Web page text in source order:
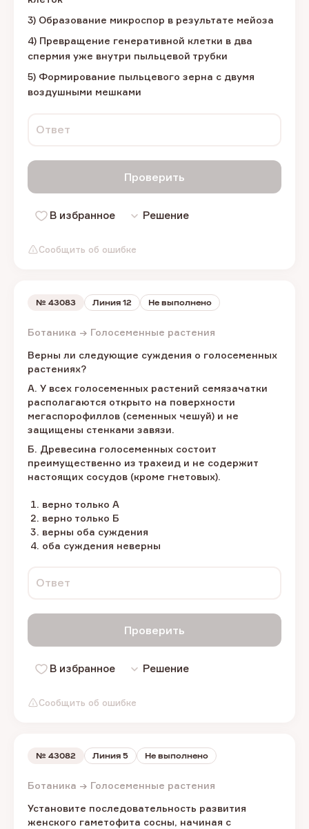
Сообщить об ошибке
3) Образование микроспор в результате мейоза
4) Превращение генеративной клетки в два
спермия уже внутри пыльцевой трубки
5) Формирование пыльцевого зерна с двумя
воздушными мешками
Ответ
Проверить
В избранное Решение
№ 43083 Линия 12 Не выполнено
Сообщить об ошибке
Ботаника → Голосеменные растения
Верны ли следующие суждения о голосеменных
растениях?
А. У всех голосеменных растений семязачатки
располагаются открыто на поверхности
мегаспорофиллов (семенных чешуй) и не
защищены стенками завязи.
Б. Древесина голосеменных состоит
преимущественно из трахеид и не содержит
настоящих сосудов (кроме гнетовых).
верно только А
верно только Б
верны оба суждения
оба суждения неверны
Ответ
Проверить
В избранное Решение
№ 43082 Линия 5 Не выполнено
Ботаника → Голосеменные растения
Установите последовательность развития
женского гаметофита сосны, начиная с